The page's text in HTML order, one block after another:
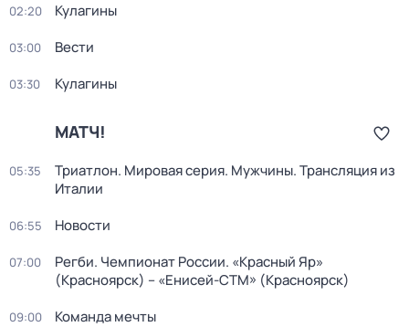
02:20 Кулагины
03:00 Вести
03:30 Кулагины
МАТЧ!
05:35
Триатлон. Мировая серия. Мужчины. Трансляция из
Италии
06:55 Новости
07:00
Регби. Чемпионат России. «Красный Яр»
(Красноярск) – «Енисей-СТМ» (Красноярск)
09:00 Команда мечты